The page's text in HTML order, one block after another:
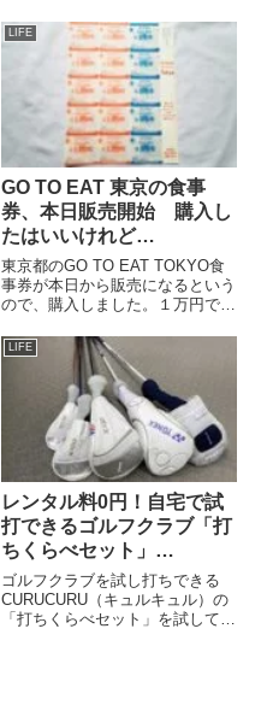
に出会ったので、ご紹介します。
吾妻堂「牛久饅頭」どこにでもあ
りそうな温泉まんじゅう姿の「牛
久饅頭」これ、食べたら...
LIFE
GO TO EAT 東京の食事
券、本日販売開始 購入し
たはいいけれど…
東京都のGO TO EAT TOKYO食
事券が本日から販売になるという
ので、購入しました。１万円で1
です。束になったチケットのよう
なものを想像していたのですが、
ミシン目で切り離せるようになっ
たシール。ただし...
LIFE
レンタル料0円！自宅で試
打できるゴルフクラブ「打
ちくらべセット」
CURUCURU（キュルキュ
ル）頼んでみたよ
ゴルフクラブを試し打ちできる
CURUCURU（キュルキュル）の
「打ちくらべセット」を試してみ